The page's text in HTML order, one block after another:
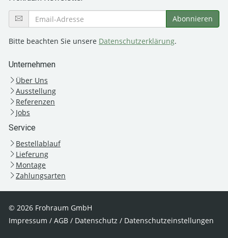
Bitte beachten Sie unsere Datenschutzerklärung.
Unternehmen
Über Uns
Ausstellung
Referenzen
Jobs
Service
Bestellablauf
Lieferung
Montage
Zahlungsarten
© 2026 Frohraum GmbH
Impressum / AGB / Datenschutz / Datenschutzeinstellungen